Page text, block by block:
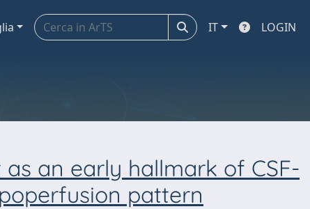
IT LOGIN
an early hallmark of CSF-
pattern